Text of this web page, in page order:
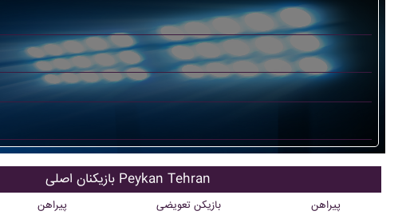
بازیکنان اصلی Peykan Tehran
پیراهن بازیکن تعویضی پیراهن